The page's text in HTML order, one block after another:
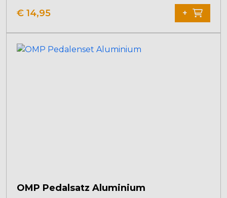
€ 14,95 +
OMP Pedalsatz Aluminium